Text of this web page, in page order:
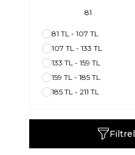
81 TL - 107 TL
107 TL - 133 TL
133 TL - 159 TL
159 TL - 185 TL
185 TL - 211 TL